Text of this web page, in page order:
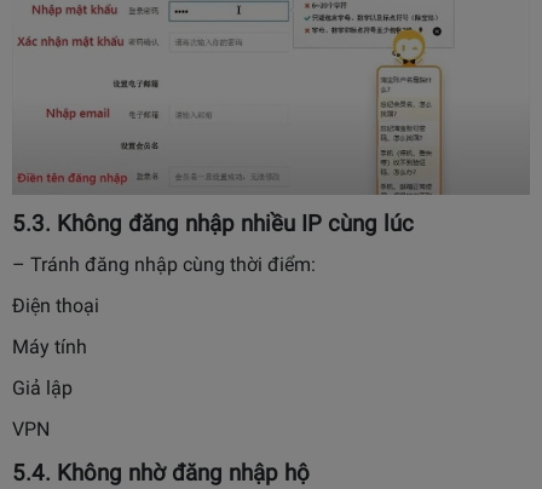
5.3. Không đăng nhập nhiều IP cùng lúc
– Tránh đăng nhập cùng thời điểm:
Điện thoại
Máy tính
Giả lập
VPN
5.4. Không nhờ đăng nhập hộ